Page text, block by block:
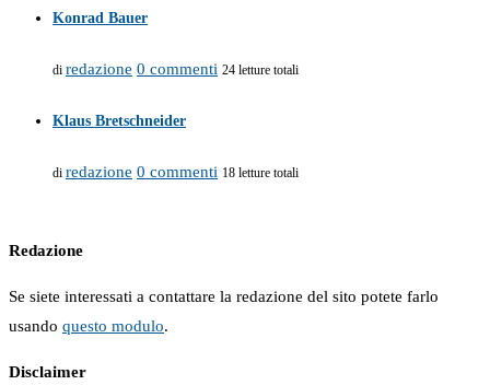
Konrad Bauer
di redazione 0 commenti 24 letture totali
Klaus Bretschneider
di redazione 0 commenti 18 letture totali
Redazione
Se siete interessati a contattare la redazione del sito potete farlo
usando questo modulo.
Disclaimer